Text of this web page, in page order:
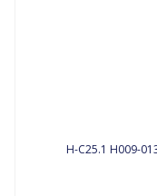
H-C25.1 H009-